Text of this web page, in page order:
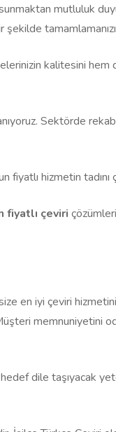
mutluluk
kalitesini
Sektörde
hizmetin tadını
fiyatlı çeviri
en iyi çeviri
memnuniyetini
dile taşıyacak